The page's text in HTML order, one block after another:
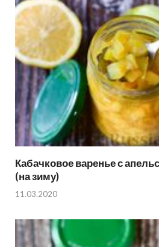
Кабачковое варенье с
(на зиму)
11.03.2020